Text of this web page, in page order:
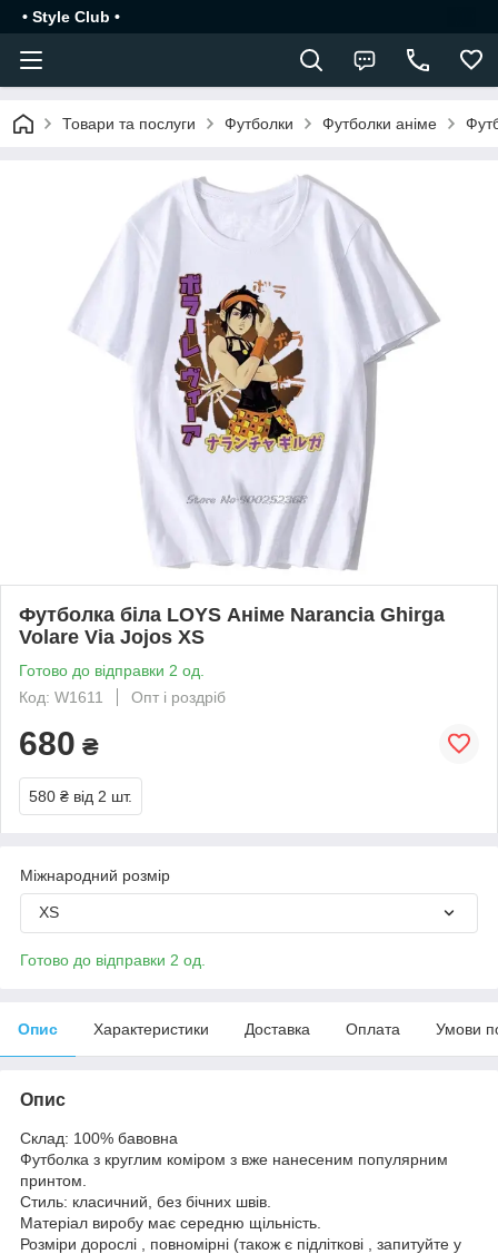
• Style Club •
Товари та послуги Футболки Футболки аніме
Футболка біла LOYS Аніме Narancia Ghirga
Volare Via Jojos XS
Готово до відправки 2 од.
Код: W1611
Опт і роздріб
680 ₴
580 ₴ від 2 шт.
Міжнародний розмір
XS
Готово до відправки 2 од.
Опис Характеристики Доставка Оплата Умови
Опис
Склад: 100% бавовна
Футболка з круглим коміром з вже нанесеним популярним
принтом.
Стиль: класичний, без бічних швів.
Матеріал виробу має середню щільність.
Розміри дорослі , повномірні (також є підліткові , запитуйте у